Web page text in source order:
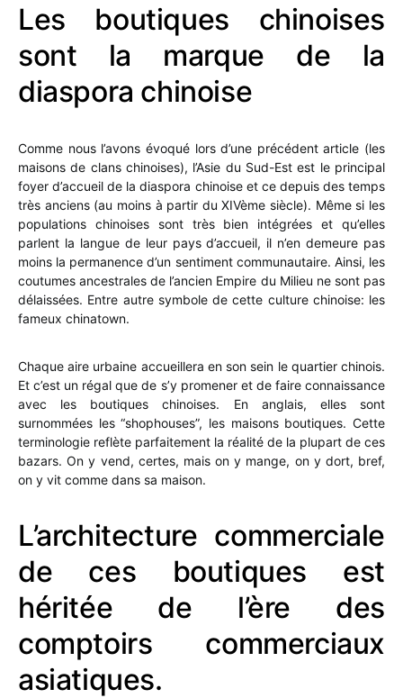
Les boutiques chinoises
sont la marque de la
diaspora chinoise
Comme nous l’avons évoqué lors d’une précédent article (les
maisons de clans chinoises), l’Asie du Sud-Est est le principal
foyer d’accueil de la diaspora chinoise et ce depuis des temps
très anciens (au moins à partir du XIVème siècle). Même si les
populations chinoises sont très bien intégrées et qu’elles
parlent la langue de leur pays d’accueil, il n’en demeure pas
moins la permanence d’un sentiment communautaire. Ainsi, les
coutumes ancestrales de l’ancien Empire du Milieu ne sont pas
délaissées. Entre autre symbole de cette culture chinoise: les
fameux chinatown.
Chaque aire urbaine accueillera en son sein le quartier chinois.
Et c’est un régal que de s’y promener et de faire connaissance
avec les boutiques chinoises. En anglais, elles sont
surnommées les “shophouses”, les maisons boutiques. Cette
terminologie reflète parfaitement la réalité de la plupart de ces
bazars. On y vend, certes, mais on y mange, on y dort, bref,
on y vit comme dans sa maison.
L’architecture commerciale
de ces boutiques est
héritée de l’ère des
comptoirs commerciaux
asiatiques.